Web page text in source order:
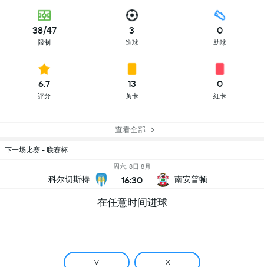
38/47
限制
3
進球
0
助球
6.7
評分
13
黃卡
0
紅卡
查看全部
下一场比赛 - 联赛杯
科尔切斯特
周六, 8日 8月
16:30 南安普顿
在任意时间进球
V X